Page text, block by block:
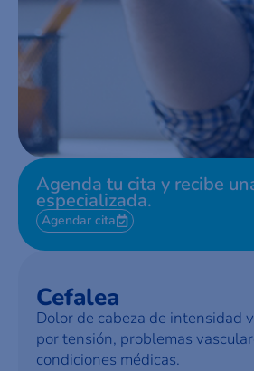
Agenda tu cita y recibe
especializada.
Agendar cita
Cefalea
Dolor de cabeza de intensidad
por tensión, problemas
condiciones médicas.